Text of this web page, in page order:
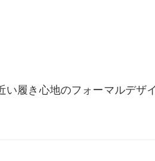
履き心地のフォーマルデザ